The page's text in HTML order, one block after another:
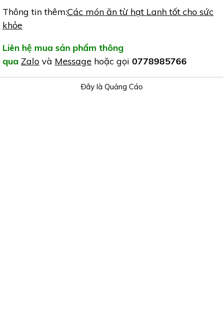
Thông tin thêm:Các món ăn từ hạt Lanh tốt cho sức
khỏe
Liên hệ mua sản phẩm thông
qua Zalo và Message hoặc gọi 0778985766
Đây là Quảng Cáo